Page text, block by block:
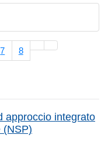
7 8
approccio integrato
(NSP)